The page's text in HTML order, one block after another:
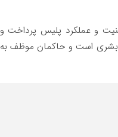
و عملکرد پلیس پرداخت و
بشری است و حاکمان موظف به